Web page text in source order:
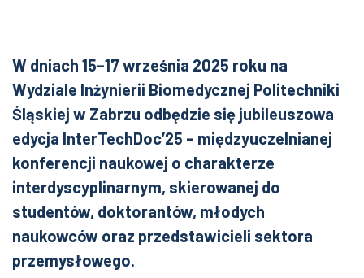
W dniach 15–17 września 2025 roku na
Wydziale Inżynierii Biomedycznej Politechniki
Śląskiej w Zabrzu odbędzie się jubileuszowa
edycja InterTechDoc’25 – międzyuczelnianej
konferencji naukowej o charakterze
interdyscyplinarnym, skierowanej do
studentów, doktorantów, młodych
naukowców oraz przedstawicieli sektora
przemysłowego.